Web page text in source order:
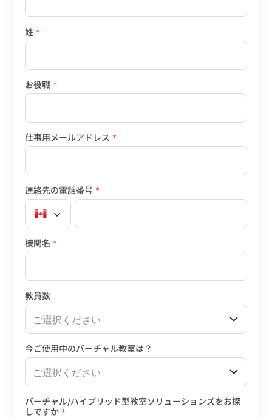
姓 *
お役職 *
仕事用メールアドレス *
連絡先の電話番号 *
機関名 *
教員数
ご選択ください
今ご使用中のバーチャル教室は？
ご選択ください
バーチャル/ハイブリッド型教室ソリューションズをお探
しですか *